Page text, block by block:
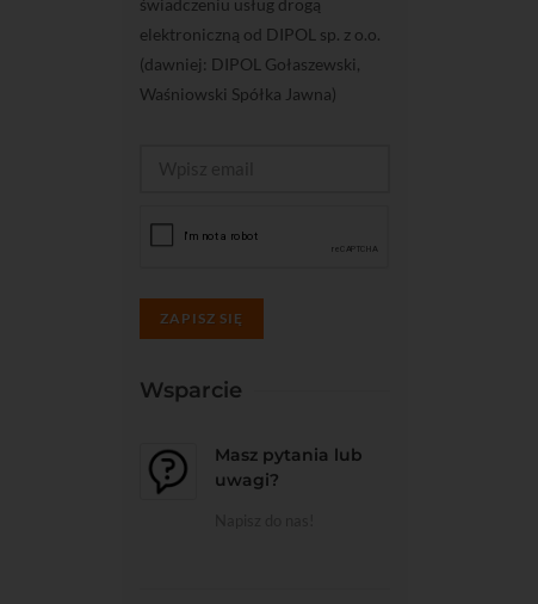
świadczeniu usług drogą
elektroniczną od DIPOL sp. z o.o.
(dawniej: DIPOL Gołaszewski,
Waśniowski Spółka Jawna)
ZAPISZ SIĘ
Wsparcie
Masz pytania lub
uwagi?